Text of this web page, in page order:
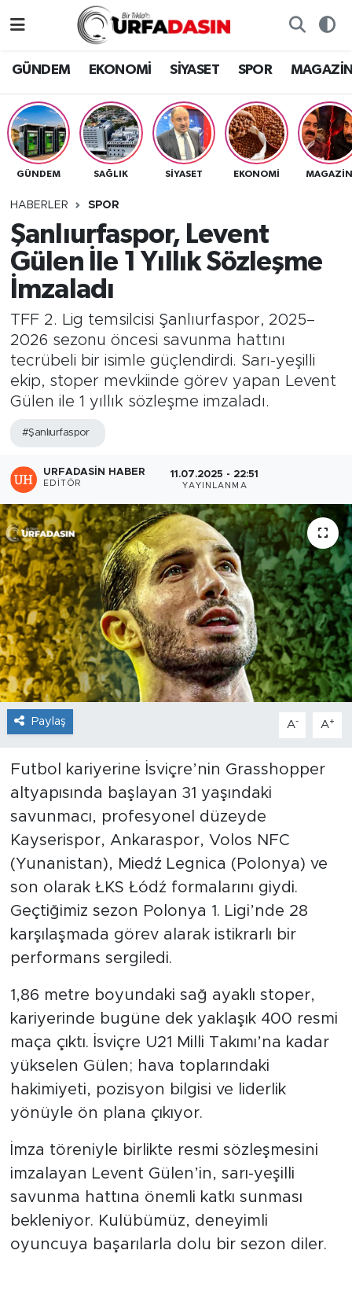
GÜNDEM EKONOMİ SİYASET SPOR
GÜNDEM SAĞLIK SİYASET EKONOMİ
HABERLER SPOR
Şanlıurfaspor, Levent
Gülen İle 1 Yıllık Sözleşme
İmzaladı
TFF 2. Lig temsilcisi Şanlıurfaspor, 2025–
2026 sezonu öncesi savunma hattını
tecrübeli bir isimle güçlendirdi. Sarı-yeşilli
ekip, stoper mevkiinde görev yapan Levent
Gülen ile 1 yıllık sözleşme imzaladı.
#Şanlıurfaspor
URFADASIN HABER
EDITÖR
11.07.2025 - 22:51
YAYINLANMA
Paylaş A- A+
Futbol kariyerine İsviçre’nin Grasshopper
altyapısında başlayan 31 yaşındaki
savunmacı, profesyonel düzeyde
Kayserispor, Ankaraspor, Volos NFC
(Yunanistan), Miedź Legnica (Polonya) ve
son olarak ŁKS Łódź formalarını giydi.
Geçtiğimiz sezon Polonya 1. Ligi’nde 28
karşılaşmada görev alarak istikrarlı bir
performans sergiledi.
1,86 metre boyundaki sağ ayaklı stoper,
kariyerinde bugüne dek yaklaşık 400 resmi
maça çıktı. İsviçre U21 Milli Takımı’na kadar
yükselen Gülen; hava toplarındaki
hakimiyeti, pozisyon bilgisi ve liderlik
yönüyle ön plana çıkıyor.
İmza töreniyle birlikte resmi sözleşmesini
imzalayan Levent Gülen’in, sarı-yeşilli
savunma hattına önemli katkı sunması
bekleniyor. Kulübümüz, deneyimli
oyuncuya başarılarla dolu bir sezon diler.
EKONOMİ
SİYASET
SPOR
SAĞLIK
TEKNOLOJİ
OTOMOBİL
Gizlilik ve Güvenlik Politikası
İletişim
Nöbetçi Eczaneler
Hava Durumu
Namaz Vakitleri
Trafik Durumu
Tüm Manşetler
Son Dakika Haberleri
Haber Arşivi